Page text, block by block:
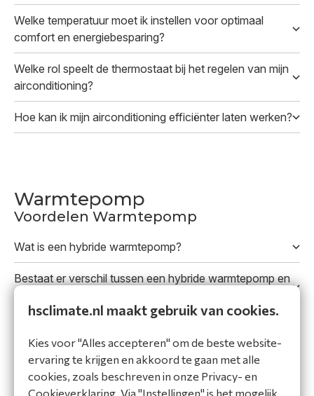
Welke temperatuur moet ik instellen voor optimaal
comfort en energiebesparing?
Welke rol speelt de thermostaat bij het regelen van mijn
airconditioning?
Hoe kan ik mijn airconditioning efficiënter laten werken?
Warmtepomp
Voordelen Warmtepomp
Wat is een hybride warmtepomp?
Bestaat er verschil tussen een hybride warmtepomp en
welke afmetingen moet ik denken?
Duurzaamheid
hsclimate.nl maakt gebruik van cookies.
Kies voor "Alles accepteren" om de beste website-
ervaring te krijgen en akkoord te gaan met alle
cookies, zoals beschreven in onze Privacy- en
Cookieverklaring. Via "Instellingen" is het mogelijk